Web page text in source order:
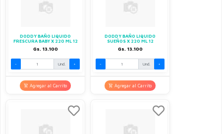
DODDY BAÑO LIQUIDO
FRESCURA BABY X 220 ML 12
Gs. 13.100
- Und. +
Agregar al Carrito
DODDY BAÑO LIQUIDO
SUEÑOS X 220 ML 12
Gs. 13.100
- Und. +
Agregar al Carrito